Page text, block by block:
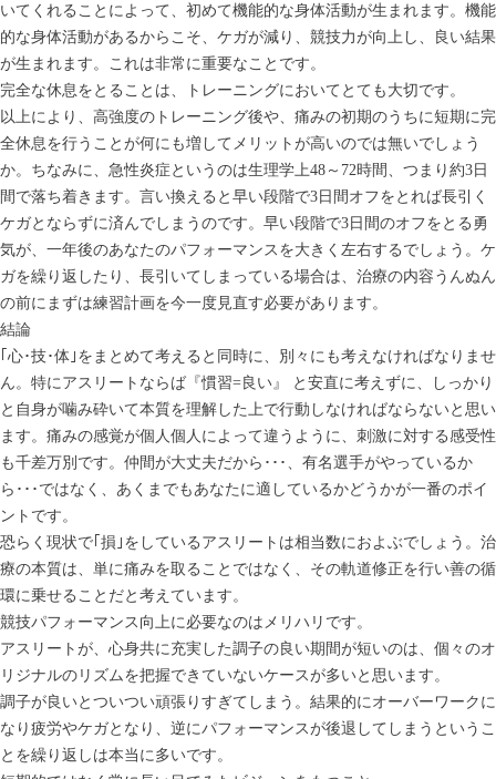
いてくれることによって、初めて機能的な身体活動が生まれます。機能
的な身体活動があるからこそ、ケガが減り、競技力が向上し、良い結果
が生まれます。これは非常に重要なことです。
完全な休息をとることは、トレーニングにおいてとても大切です。
以上により、高強度のトレーニング後や、痛みの初期のうちに短期に完
全休息を行うことが何にも増してメリットが高いのでは無いでしょう
か。ちなみに、急性炎症というのは生理学上48～72時間、つまり約3日
間で落ち着きます。言い換えると早い段階で3日間オフをとれば長引く
ケガとならずに済んでしまうのです。早い段階で3日間のオフをとる勇
気が、一年後のあなたのパフォーマンスを大きく左右するでしょう。ケ
ガを繰り返したり、長引いてしまっている場合は、治療の内容うんぬん
の前にまずは練習計画を今一度見直す必要があります。
結論
｢心･技･体｣をまとめて考えると同時に、別々にも考えなければなりませ
ん。特にアスリートならば『慣習=良い』 と安直に考えずに、しっかり
と自身が噛み砕いて本質を理解した上で行動しなければならないと思い
ます。痛みの感覚が個人個人によって違うように、刺激に対する感受性
も千差万別です。仲間が大丈夫だから･･･、有名選手がやっているか
ら･･･ではなく、あくまでもあなたに適しているかどうかが一番のポイ
ントです。
恐らく現状で｢損｣をしているアスリートは相当数におよぶでしょう。治
療の本質は、単に痛みを取ることではなく、その軌道修正を行い善の循
環に乗せることだと考えています。
競技パフォーマンス向上に必要なのはメリハリです。
アスリートが、心身共に充実した調子の良い期間が短いのは、個々のオ
リジナルのリズムを把握できていないケースが多いと思います。
調子が良いとついつい頑張りすぎてしまう。結果的にオーバーワークに
なり疲労やケガとなり、逆にパフォーマンスが後退してしまうというこ
とを繰り返しは本当に多いです。